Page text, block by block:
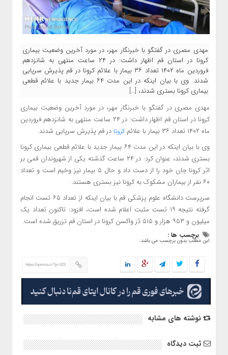
مهدی مصری در گفتگو با خبرنگار مهر، در مورد آخرین وضعیت بیماری
کرونا در استان قم اظهار داشت: در ۲۴ ساعت منتهی به شانزدهم
فروردین ماه ۱۴۰۲ تعداد ۳۶ بیمار با علائم کرونا در قم پذیرش سرپایی
شدند. وی با بیان اینکه در این مدت ۶۴ بیمار جدید با علائم قطعی
بیماری کرونا بستری شدند، […]
مهدی مصری در گفتگو با خبرنگار مهر، در مورد آخرین وضعیت بیماری
کرونا در استان قم اظهار داشت: در ۲۴ ساعت منتهی به شانزدهم فروردین
ماه ۱۴۰۲ تعداد ۳۶ بیمار با علائم
کرونا در قم پذیرش سرپایی شدند.
وی با بیان اینکه در این مدت ۶۴ بیمار جدید با علائم قطعی بیماری کرونا
بستری شدند، عنوان کرد: در ۲۴ ساعت گذشته یکی از شهروندان قمی بر
اثر کرونا جان خود را از دست داد و حال ۵ بیمار نیز وخیم است و تعداد
۶۰ نفر از بیماران مشکوک به کرونا نیز بستری هستند.
سرپرست دانشگاه علوم پزشکی قم با بیان اینکه از تعداد ۶۵ تست انجام
گرفته نتیجه ۱۹ تست مثبت اعلام شده است، افزود: تاکنون تعداد یک
میلیون و ۹۵۳ هزار و ۵۱۵ دُز واکسن کرونا در استان قم تزریق شده است.
برچسب ها :
این مطلب بدون برچسب می باشد.
https://qomna.ir/?p=423
نوشته های مشابه
ثبت دیدگاه